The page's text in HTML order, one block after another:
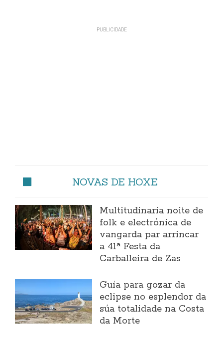
NOVAS DE HOXE
Multitudinaria noite de
folk e electrónica de
vangarda par arrincar
a 41ª Festa da
Carballeira de Zas
Guía para gozar da
eclipse no esplendor da
súa totalidade na Costa
da Morte